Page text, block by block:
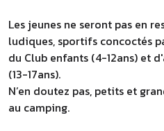
Les jeunes ne seront pas en
ludiques, sportifs concoctés
du Club enfants (4-12ans) et
(13-17ans).
N’en doutez pas, petits et
au camping.